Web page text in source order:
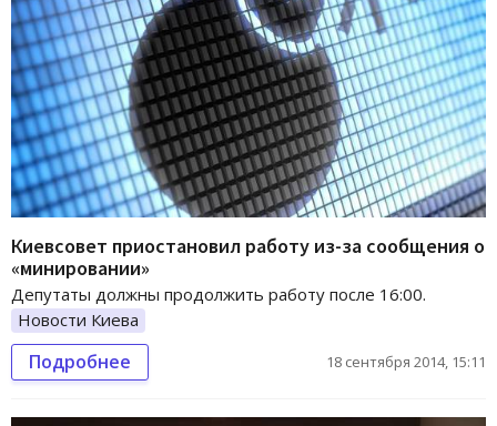
Киевсовет приостановил работу из-за сообщения о
«минировании»
Депутаты должны продолжить работу после 16:00.
Новости Киева
Подробнее 18 сентября 2014, 15:11